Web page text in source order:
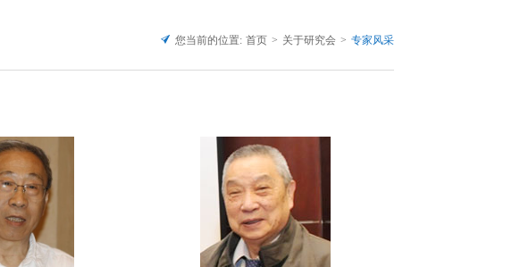
您当前的位置: 首页 关于研究会 专家风采